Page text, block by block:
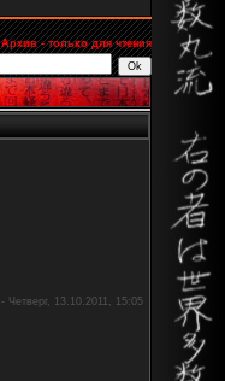
Архив - только для чтения
- Четверг, 13.10.2011, 15:05